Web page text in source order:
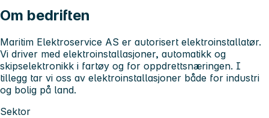
Om bedriften
Maritim Elektroservice AS er autorisert elektroinstallatør.
Vi driver med elektroinstallasjoner, automatikk og
skipselektronikk i fartøy og for oppdrettsnæringen. I
tillegg tar vi oss av elektroinstallasjoner både for industri
og bolig på land.
Sektor